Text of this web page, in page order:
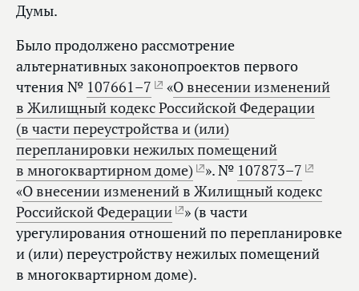
Думы.
Было продолжено рассмотрение
альтернативных законопроектов первого
чтения № 107661–7 «О внесении изменений
в Жилищный кодекс Российской Федерации
(в части переустройства и (или)
перепланировки нежилых помещений
в многоквартирном доме)
». № 107873–7
«О внесении изменений в Жилищный кодекс
Российской Федерации
» (в части
урегулирования отношений по перепланировке
и (или) переустройству нежилых помещений
в многоквартирном доме).